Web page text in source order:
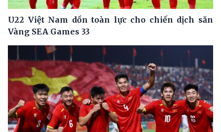
U22 Việt Nam dồn toàn lực cho chiến dịch săn
Vàng SEA Games 33